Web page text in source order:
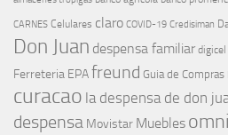
CARNES Celulares claro COVID-19 Credisiman
Don Juan despensa familiar digicel
Ferreteria EPAfreund Guia de Compras
curacao la despensa de don
despensa Movistar Muebles